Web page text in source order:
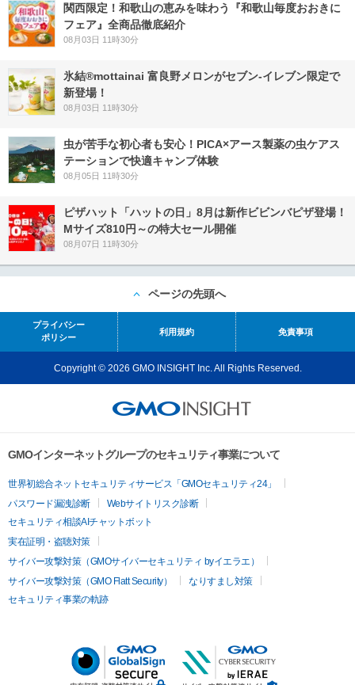
関西限定！和歌山の恵みを味わう『和歌山毎度おおきに
フェア』全商品徹底紹介
08月03日 11時30分
氷結®mottainai 富良野メロンがセブン‐イレブン限定で
新登場！
08月03日 11時30分
虫が苦手な初心者も安心！PICA×アース製薬の虫ケアス
テーションで快適キャンプ体験
08月05日 11時30分
ピザハット「ハットの日」8月は新作ビビンバピザ登場！
Mサイズ810円～の特大セール開催
08月07日 11時30分
ページの先頭へ
プライバシー
ポリシー
利用規約 免責事項
Copyright © 2026 GMO INSIGHT Inc. All Rights Reserved.
GMOインターネットグループのセキュリティ事業について
世界初総合ネットセキュリティサービス「GMOセキュリティ24」
パスワード漏洩診断
Webサイトリスク診断
セキュリティ相談AIチャットボット
実在証明・盗聴対策
サイバー攻撃対策（GMOサイバーセキュリティ byイエラエ）
サイバー攻撃対策（GMO Flatt Security）
なりすまし対策
セキュリティ事業の軌跡